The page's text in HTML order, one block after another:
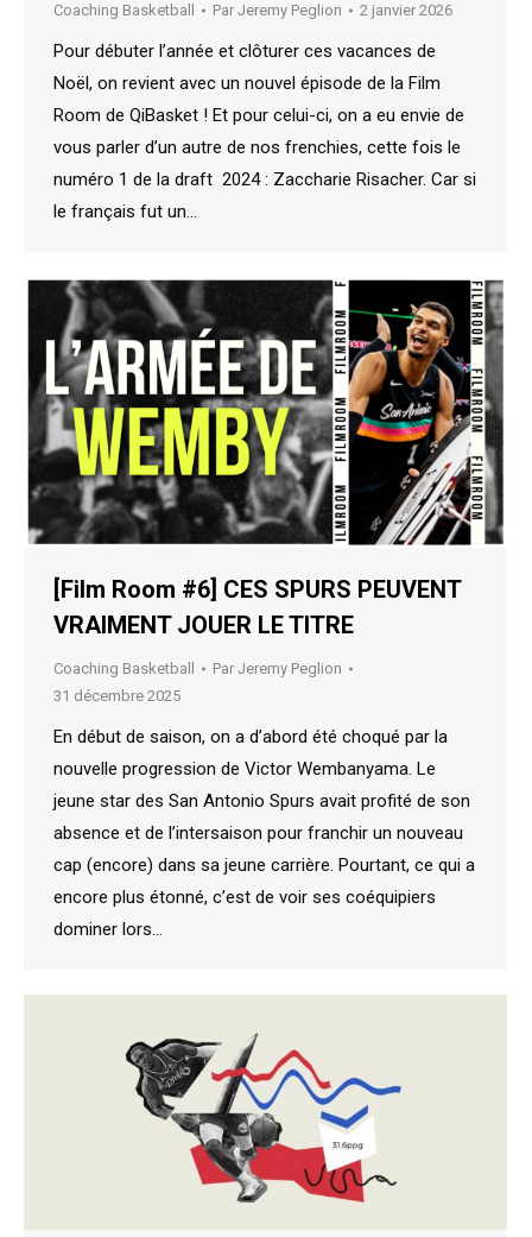
Coaching Basketball Par Jeremy Peglion 2 janvier 2026
Pour débuter l’année et clôturer ces vacances de
Noël, on revient avec un nouvel épisode de la Film
Room de QiBasket ! Et pour celui-ci, on a eu envie de
vous parler d’un autre de nos frenchies, cette fois le
numéro 1 de la draft 2024 : Zaccharie Risacher. Car si
le français fut un…
[Film Room #6] CES SPURS PEUVENT
VRAIMENT JOUER LE TITRE
Coaching Basketball Par Jeremy Peglion
31 décembre 2025
En début de saison, on a d’abord été choqué par la
nouvelle progression de Victor Wembanyama. Le
jeune star des San Antonio Spurs avait profité de son
absence et de l’intersaison pour franchir un nouveau
cap (encore) dans sa jeune carrière. Pourtant, ce qui a
encore plus étonné, c’est de voir ses coéquipiers
dominer lors…